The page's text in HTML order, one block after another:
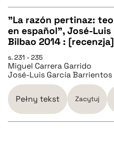
CZYSTY TEKST
pobierz cytat
BIBTEX
"La razón pertinaz:
en español", José-
Bilbao 2014 : [recenzja]
s. 231 - 235
Miguel Carrera Garrido
José-Luis García Barrientos
Pełny tekst Zacytuj